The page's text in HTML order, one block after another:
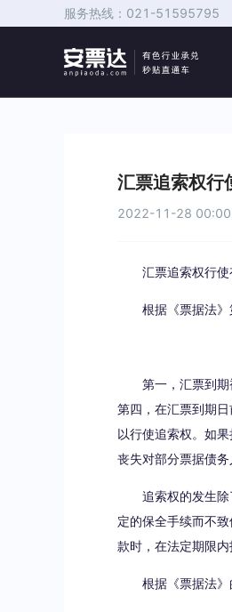
服务热线： 021-51595795
汇票追索权行
2022-11-28
汇票追索权行使
根据《票据法
第一，汇票到
第四，在汇票到期
以行使追索权。如
丧失对部分票据债务
追索权的发生
定的保全手续而不
款时，在法定期限内
根据《票据法》